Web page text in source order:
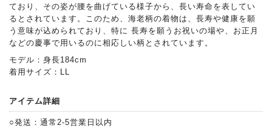
ており、その姿が腰を曲げている様子から、長い寿命を表してい
るとされています。このため、海老柄の着物は、長寿や健康を願
う意味が込められており、特に 長寿を願うお祝いの場や、お正月
などの慶事で用いるのに相応しい柄とされています。
モデル：身長184cm
着用サイズ：LL
アイテム詳細
○発送：通常2-5営業日以内